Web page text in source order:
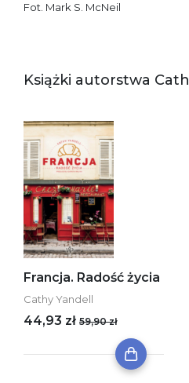
Fot. Mark S. McNeil
Książki autorstwa
Francja. Radość życia
Cathy Yandell
44,93 zł 59,90 zł